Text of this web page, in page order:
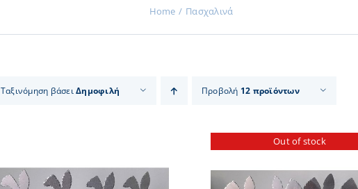
Home Πασχαλινά
Ταξινόμηση βάσειΔημοφιλή Προβολή 12 προϊόντων
Out of stock